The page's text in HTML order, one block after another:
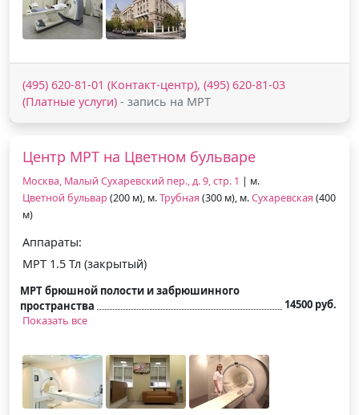
(495) 620-81-01 (Контакт-центр), (495) 620-81-03
(Платные услуги) - запись на МРТ
Центр МРТ на Цветном бульваре
Москва, Малый Сухаревский пер., д. 9, стр. 1 | м.
Цветной бульвар (200 м), м.Трубная (300 м), м.Сухаревская (400
м)
Аппараты:
МРТ 1.5 Тл (закрытый)
МРТ брюшной полости и забрюшинного
пространства
14500 руб.
Показать все